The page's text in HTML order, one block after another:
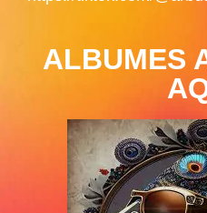
ALBUMES